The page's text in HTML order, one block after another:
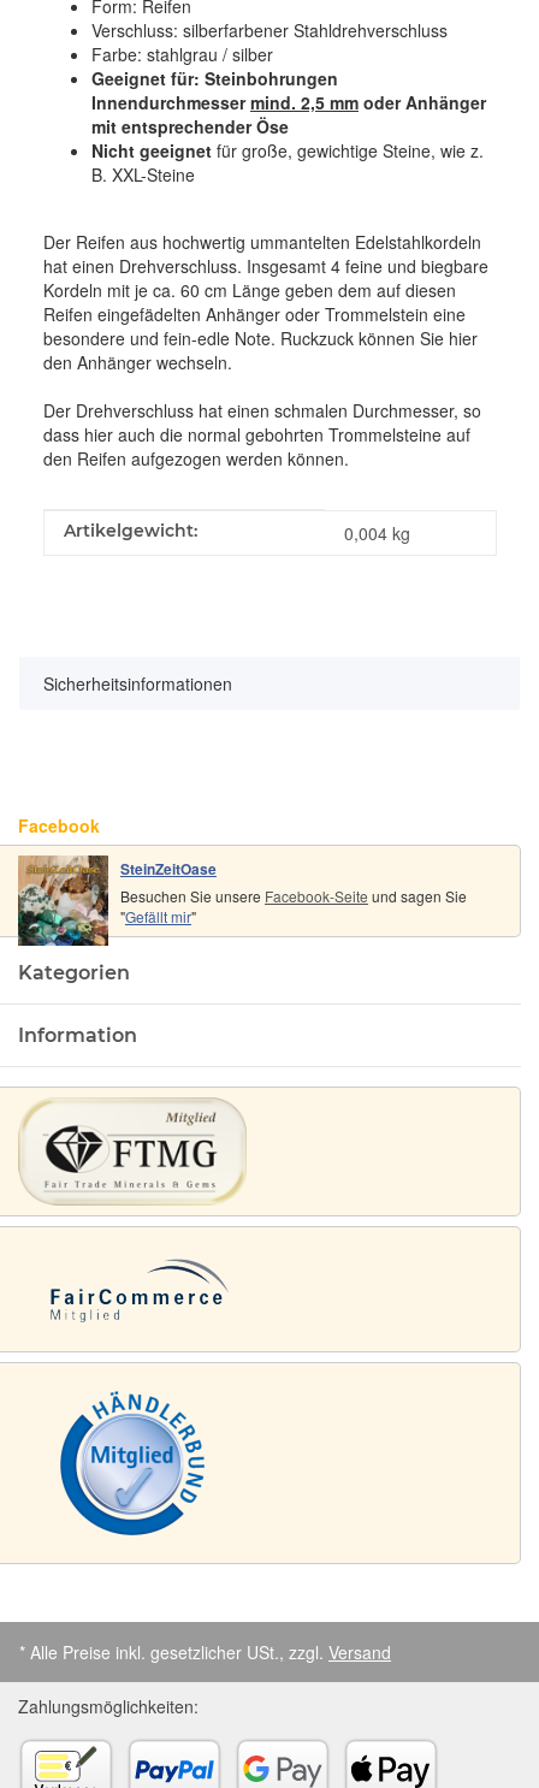
Form: Reifen
Verschluss: silberfarbener Stahldrehverschluss
Farbe: stahlgrau / silber
Geeignet für: Steinbohrungen
Innendurchmessermind. 2,5 mm oder Anhänger
mit entsprechender Öse
Nicht geeignet für große, gewichtige Steine, wie z.
B. XXL-Steine
Der Reifen aus hochwertig ummantelten Edelstahlkordeln
hat einen Drehverschluss. Insgesamt 4 feine und biegbare
Kordeln mit je ca. 60 cm Länge geben dem auf diesen
Reifen eingefädelten Anhänger oder Trommelstein eine
besondere und fein-edle Note. Ruckzuck können Sie hier
den Anhänger wechseln.
Der Drehverschluss hat einen schmalen Durchmesser, so
dass hier auch die normal gebohrten Trommelsteine auf
den Reifen aufgezogen werden können.
Produkteigenschaft
Wert
Artikelgewicht: 0,004 kg
Sicherheitsinformationen
Facebook
SteinZeitOase
Besuchen Sie unsere Facebook-Seite und sagen Sie
"Gefällt mir"
Kategorien
Information
* Alle Preise inkl. gesetzlicher USt., zzgl. Versand
Zahlungsmöglichkeiten: